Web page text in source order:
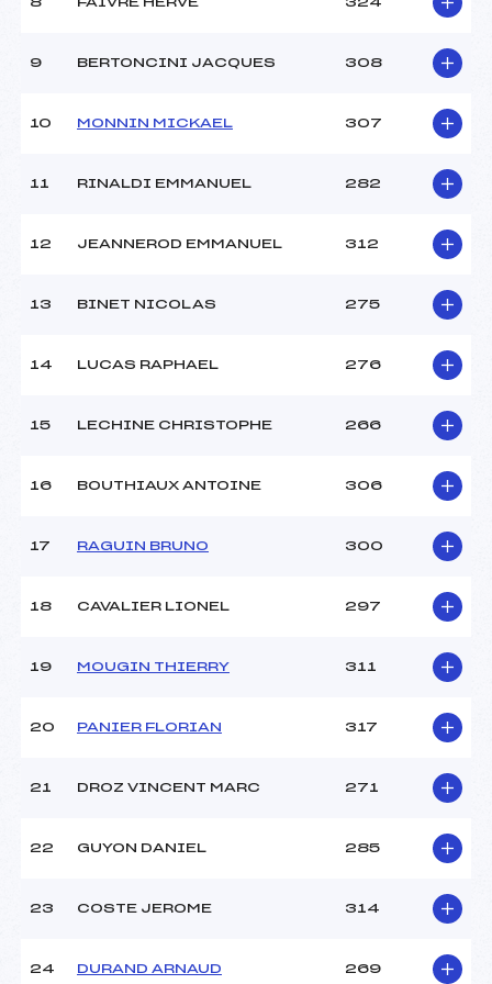
8 FAIVRE HERVE 324
9 BERTONCINI JACQUES 308
10 MONNIN MICKAEL 307
11 RINALDI EMMANUEL 282
12 JEANNEROD EMMANUEL 312
13 BINET NICOLAS 275
14 LUCAS RAPHAEL 276
15 LECHINE CHRISTOPHE 266
16 BOUTHIAUX ANTOINE 306
17 RAGUIN BRUNO 300
18 CAVALIER LIONEL 297
19 MOUGIN THIERRY 311
20 PANIER FLORIAN 317
21 DROZ VINCENT MARC 271
22 GUYON DANIEL 285
23 COSTE JEROME 314
24 DURAND ARNAUD 269